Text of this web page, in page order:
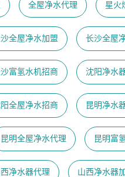
全屋净水代理 星火
全屋净水加盟 长沙全屋
富氢水机招商 沈阳净水
全屋净水招商 昆明净水
昆明全屋净水代理 昆明富
净水器代理 山西净水器